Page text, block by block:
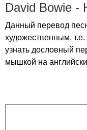
David Bowie -
Данный перевод
художественным,
узнать дословный
мышкой на